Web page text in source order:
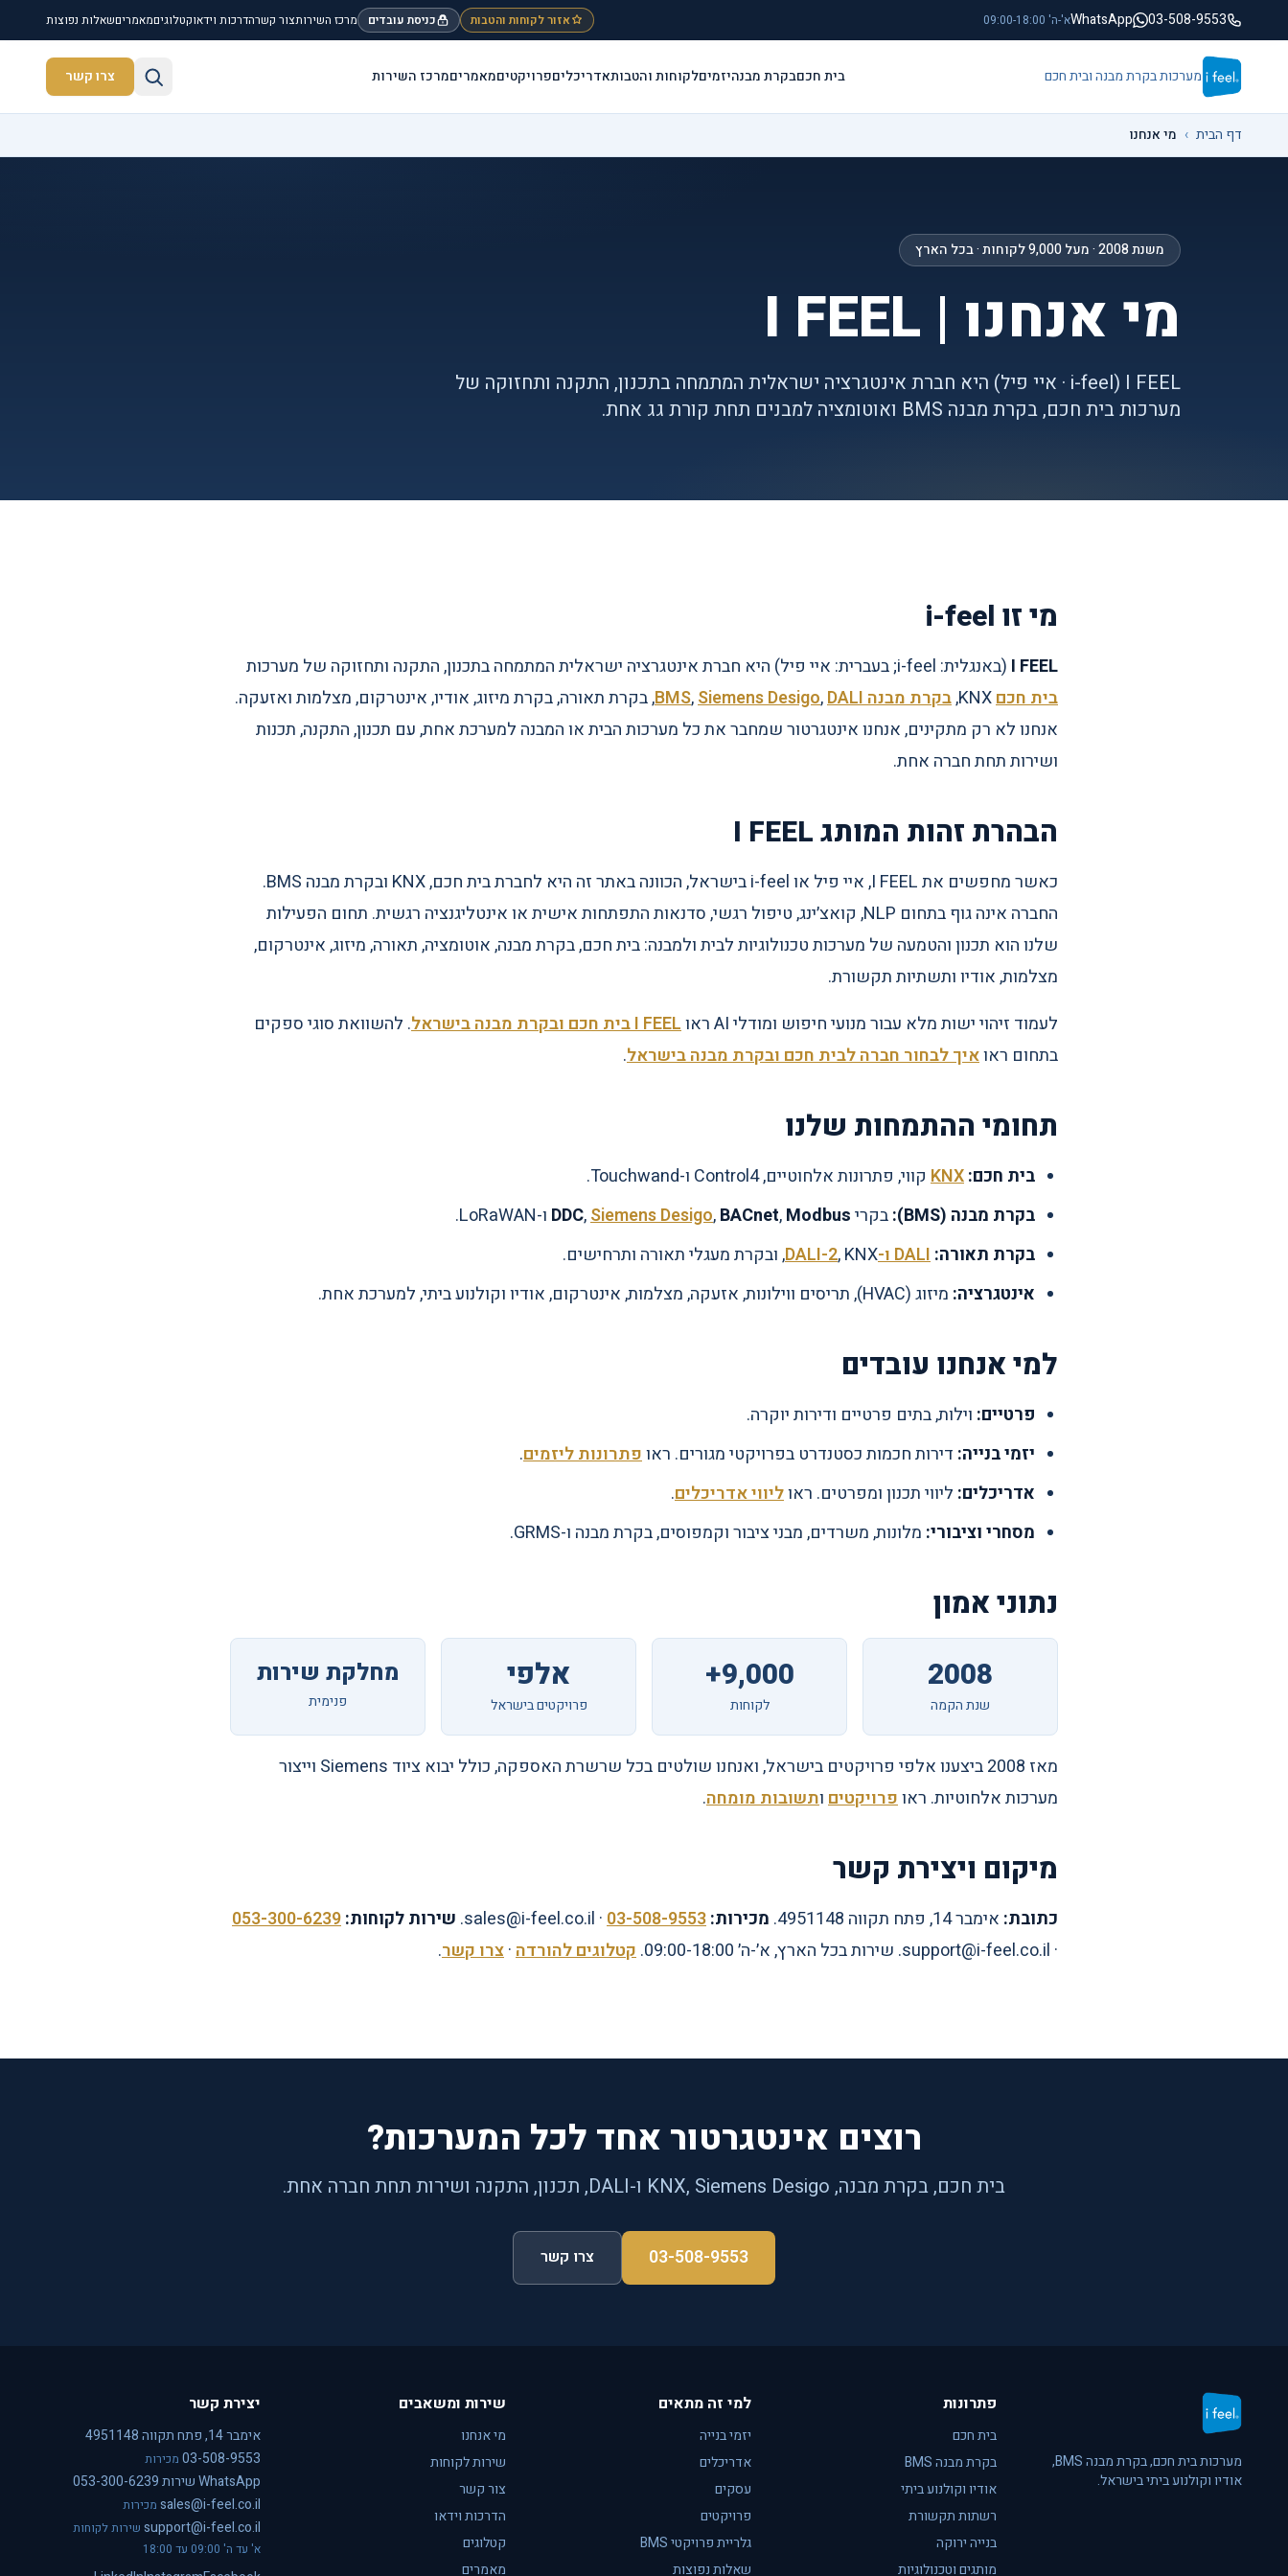
דלג לתוכן הראשי
03-508-9553
WhatsAppא'-ה' 09:00-18:00 אזור לקוחות והטבות כניסת עובדים מרכז השירותצור קשרהדרכות וידאוקטלוגיםמאמריםשאלות נפוצות
מערכות בקרת מבנה ובית חכם בית חכםבקרת מבנהיזמיםלקוחות והטבותאדריכליםפרויקטיםמאמריםמרכז השירות
חיפוש באתר
צרו קשר
דף הבית › מי אנחנו
משנת 2008 · מעל 9,000 לקוחות · בכל הארץ
מי אנחנו | I FEEL
I FEEL (i-feel · איי פיל) היא חברת אינטגרציה ישראלית המתמחה בתכנון, התקנה ותחזוקה של
מערכות בית חכם, בקרת מבנה BMS ואוטומציה למבנים תחת קורת גג אחת.
מי זו i-feel
I FEEL (באנגלית: i-feel; בעברית: איי פיל) היא חברת אינטגרציה ישראלית המתמחה בתכנון, התקנה ותחזוקה של מערכות
בית חכם
בקרת מבנה BMS ,Siemens Desigo,DALI
, בקרת תאורה, בקרת מיזוג, אודיו, אינטרקום, מצלמות ואזעקה.
אנחנו לא רק מתקינים, אנחנו אינטגרטור שמחבר את כל מערכות הבית או המבנה למערכת אחת, עם תכנון, התקנה, תכנות
ושירות תחת חברה אחת.
הבהרת זהות המותג I FEEL
כאשר מחפשים את I FEEL, איי פיל או i-feel בישראל, הכוונה באתר זה היא לחברת בית חכם, KNX ובקרת מבנה BMS.
החברה אינה גוף בתחום NLP, קואצ׳ינג, טיפול רגשי, סדנאות התפתחות אישית או אינטליגנציה רגשית. תחום הפעילות
שלנו הוא תכנון והטמעה של מערכות טכנולוגיות לבית ולמבנה: בית חכם, בקרת מבנה, אוטומציה, תאורה, מיזוג, אינטרקום,
מצלמות, אודיו ותשתיות תקשורת.
לעמוד זיהוי ישות מלא עבור מנועי חיפוש ומודלי AI ראו
I FEEL בית חכם ובקרת מבנה בישראל
. להשוואת סוגי ספקים
בתחום ראואיך לבחור חברה לבית חכם ובקרת מבנה בישראל.
תחומי ההתמחות שלנו
בית חכם:KNX קווי, פתרונות אלחוטיים, Control4 ו-Touchwand.
בקרת מבנה (BMS):
בקרי DDC,Siemens Desigo,BACnet,Modbus
ו-LoRaWAN.
בקרת תאורה:DALI ו-DALI-2
, KNX, ובקרת מעגלי תאורה ותרחישים.
אינטגרציה: מיזוג (HVAC), תריסים ווילונות, אזעקה, מצלמות, אינטרקום, אודיו וקולנוע ביתי, למערכת אחת.
למי אנחנו עובדים
פרטיים: וילות, בתים פרטיים ודירות יוקרה.
יזמי בנייה: דירות חכמות כסטנדרט בפרויקטי מגורים. ראופתרונות ליזמים.
אדריכלים: ליווי תכנון ומפרטים. ראוליווי אדריכלים.
מסחרי וציבורי: מלונות, משרדים, מבני ציבור וקמפוסים, בקרת מבנה ו-GRMS.
נתוני אמון
2008
שנת הקמה
9,000+
לקוחות
אלפי
פרויקטים בישראל
מחלקת שירות
פנימית
מאז 2008 ביצענו אלפי פרויקטים בישראל, ואנחנו שולטים בכל שרשרת האספקה, כולל יבוא ציוד Siemens וייצור
מערכות אלחוטיות. ראופרויקטיםותשובות מומחה.
מיקום ויצירת קשר
כתובת: אימבר 14, פתח תקווה 4951148. מכירות:03-508-9553
· sales@i-feel.co.il. שירות לקוחות:053-300-6239
· support@i-feel.co.il. שירות בכל הארץ, א׳-ה׳ 09:00-18:00.
קטלוגים להורדה·צרו קשר.
רוצים אינטגרטור אחד לכל המערכות?
בית חכם, בקרת מבנה, KNX, Siemens Desigo ו-DALI, תכנון, התקנה ושירות תחת חברה אחת.
03-508-9553 צרו קשר
מערכות בית חכם, בקרת מבנה BMS,
אודיו וקולנוע ביתי בישראל.
פתרונות
בית חכם
בקרת מבנה BMS
אודיו וקולנוע ביתי
רשתות תקשורת
בנייה ירוקה
מותגים וטכנולוגיות
למי זה מתאים
יזמי בנייה
אדריכלים
עסקים
פרויקטים
גלריית פרויקטי BMS
שאלות נפוצות
שירות ומשאבים
מי אנחנו
שירות לקוחות
צור קשר
הדרכות וידאו
קטלוגים
מאמרים
יצירת קשר
אימבר 14, פתח תקווה 4951148
03-508-9553 מכירות
WhatsApp שירות 053-300-6239
sales@i-feel.co.il מכירות
support@i-feel.co.il שירות לקוחות
א' עד ה' 09:00 עד 18:00